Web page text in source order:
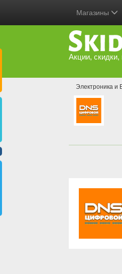
Магазины
Акции, скидки,
Электроника и